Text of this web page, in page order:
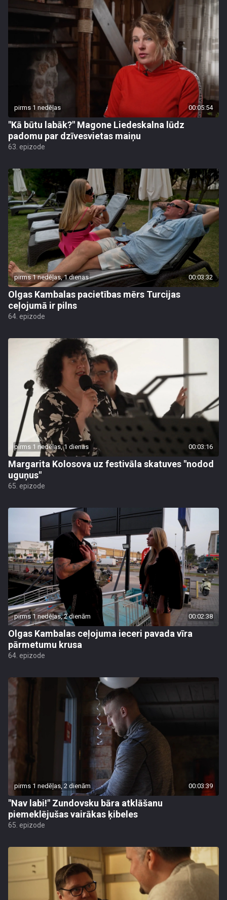
pirms 1 nedēļas 00:05:54
"Kā būtu labāk?" Magone Liedeskalna lūdz
padomu par dzīvesvietas maiņu
63. epizode
pirms 1 nedēļas, 1 dienas 00:03:32
Olgas Kambalas pacietības mērs Turcijas
ceļojumā ir pilns
64. epizode
pirms 1 nedēļas, 1 dienas 00:03:16
Margarita Kolosova uz festivāla skatuves "nodod
uguņus"
65. epizode
pirms 1 nedēļas, 2 dienām 00:02:38
Olgas Kambalas ceļojuma ieceri pavada vīra
pārmetumu krusa
64. epizode
pirms 1 nedēļas, 2 dienām 00:03:39
"Nav labi!" Zundovsku bāra atklāšanu
piemeklējušas vairākas ķibeles
65. epizode